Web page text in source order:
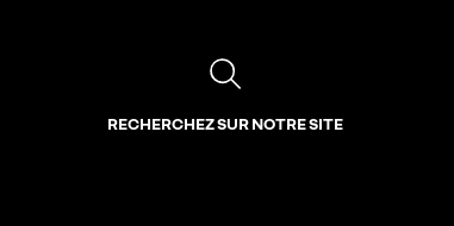
RECHERCHEZ SUR NOTRE SITE